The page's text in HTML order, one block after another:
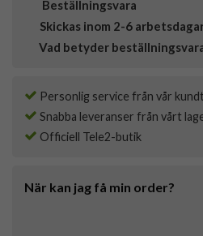
Beställningsvara
Skickas inom 2-6
Vad betyder
Personlig service från vår
Snabba leveranser från vårt
Officiell Tele2-butik
När kan jag få min order?